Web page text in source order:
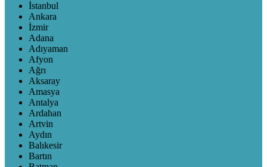
İstanbul
Ankara
İzmir
Adana
Adıyaman
Afyon
Ağrı
Aksaray
Amasya
Antalya
Ardahan
Artvin
Aydın
Balıkesir
Bartın